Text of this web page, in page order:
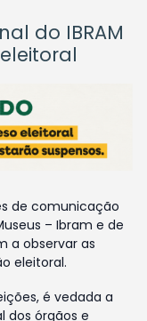
do IBRAM
de comunicação
– Ibram e de
a observar as
eleitoral.
é vedada a
dos órgãos e